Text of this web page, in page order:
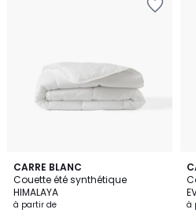
CARRE BLANC
Couette été synthétique
HIMALAYA
à partir de à
/